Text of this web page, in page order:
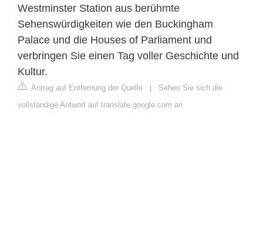
Westminster Station aus berühmte
Sehenswürdigkeiten wie den Buckingham
Palace und die Houses of Parliament und
verbringen Sie einen Tag voller Geschichte und
Kultur.
Antrag auf Entfernung der Quelle | Sehen Sie sich die
vollständige Antwort auf translate.google.com an